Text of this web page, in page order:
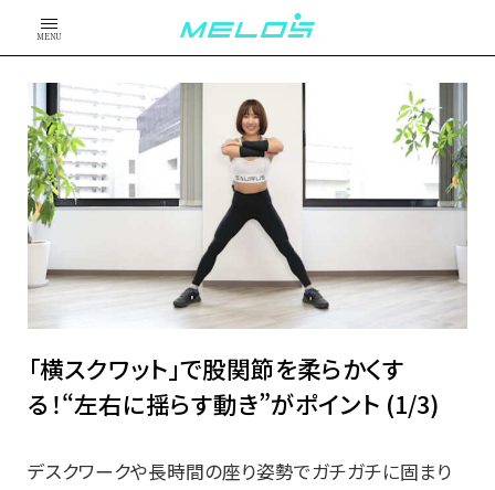
MENU
「横スクワット」で股関節を柔らかくす
る！“左右に揺らす動き”がポイント (1/3)
デスクワークや長時間の座り姿勢でガチガチに固まり